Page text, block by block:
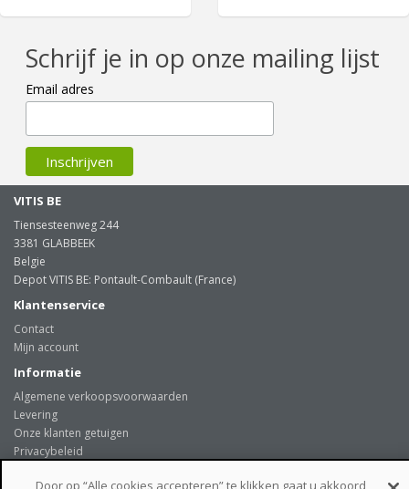
Schrijf je in op onze mailing lijst
Email adres
VITIS BE
Tiensesteenweg 244
3381 GLABBEEK
Belgie
Depot VITIS BE: Pontault-Combault (France)
Klantenservice
Contact
Mijn account
Informatie
Algemene verkoopsvoorwaarden
Levering
Onze klanten getuigen
Privacybeleid
Door op “Alle cookies accepteren” te klikken gaat u akkoord